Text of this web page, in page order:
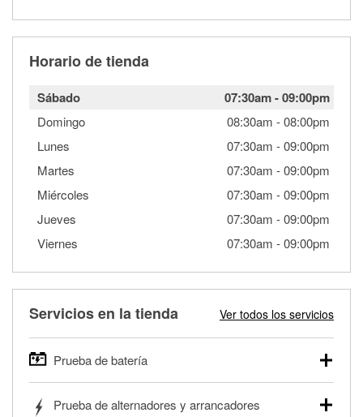
Horario de tienda
Sábado 07:30am-09:00pm
Domingo 08:30am -08:00pm
Lunes
07:30am -09:00pm
Martes
07:30am -09:00pm
Miércoles
07:30am -09:00pm
Jueves
07:30am -09:00pm
Viernes
07:30am -09:00pm
Servicios en la tienda Ver todos los servicios
Prueba de batería
autos, camionetas, SUVs, vehículos comerciales y
Prueba de alternadores y arrancadores